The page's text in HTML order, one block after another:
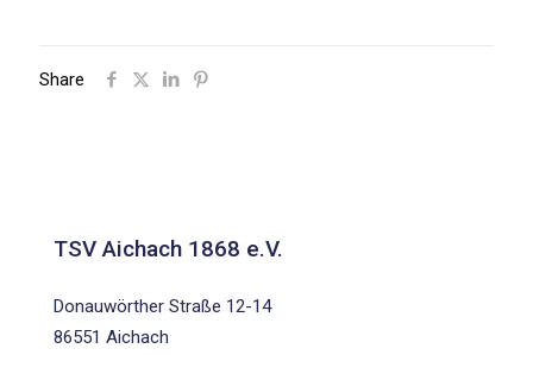
Share
TSV Aichach 1868 e.V.
Donauwörther Straße 12-14
86551 Aichach